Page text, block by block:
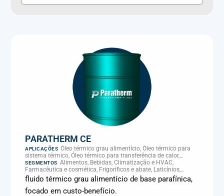
PARATHERM CE
APLICAÇÕES Óleo térmico grau alimentício, Óleo térmico para
sistema térmico, Óleo térmico para transferência de calor,
Transferência térmica
SEGMENTOS Alimentos, Bebidas, Climatização e HVAC,
Farmacêutica e cosmética, Frigoríficos e abate, Laticínios,
Panificação, Plásticos e borracha, Química e petroquímica,
Supermercados e refrigeração comercial
fluido térmico grau alimentício de base parafínica,
focado em custo-benefício.